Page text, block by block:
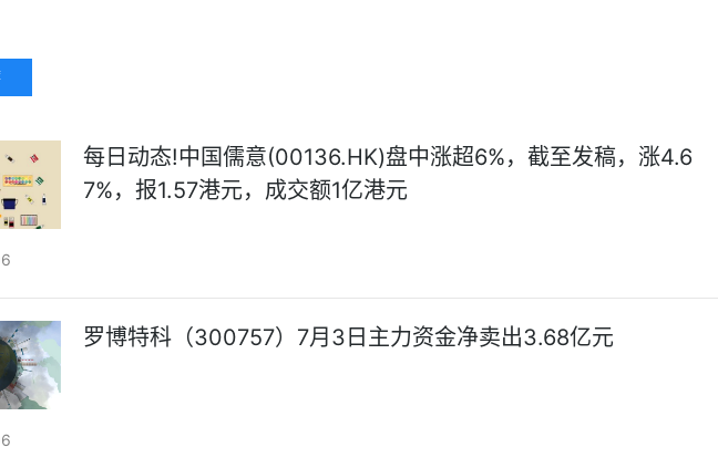
每日动态!中国儒意(00136.HK)盘中涨超6%，截至发稿，涨4.6
7%，报1.57港元，成交额1亿港元
罗博特科（300757）7月3日主力资金净卖出3.68亿元